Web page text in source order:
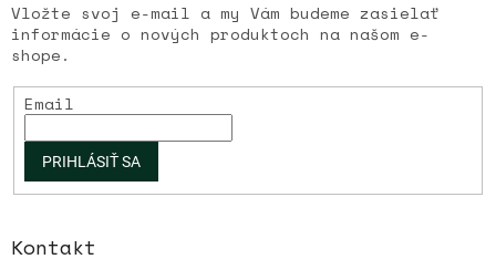
Vložte svoj e-mail a my Vám budeme zasielať
informácie o nových produktoch na našom e-
shope.
Email
PRIHLÁSIŤ SA
Kontakt